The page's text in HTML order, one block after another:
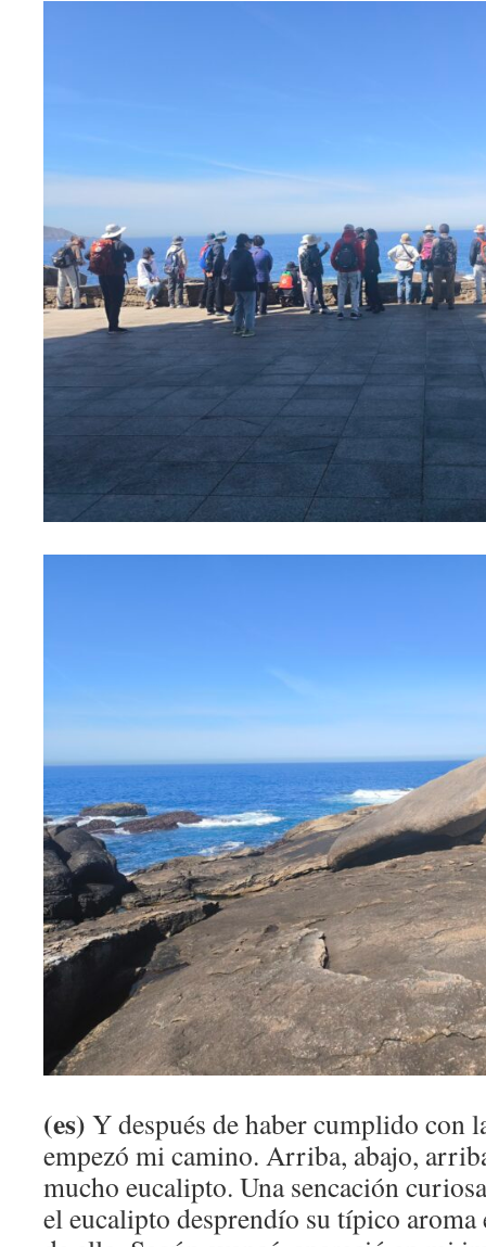
(es) Y después de haber cumplido con
empezó mi camino. Arriba, abajo,
mucho eucalipto. Una sencación
el eucalipto desprendío su típico aroma